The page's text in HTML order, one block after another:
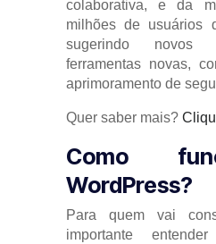
colaborativa, e da
milhões de usuários
sugerindo novos
ferramentas novas,
aprimoramento de
Quer saber mais?
Como
WordPress?
Para quem vai
importante